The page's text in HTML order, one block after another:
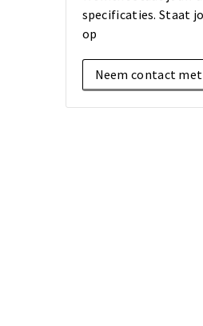
specificaties. Staat
op
Neem contact